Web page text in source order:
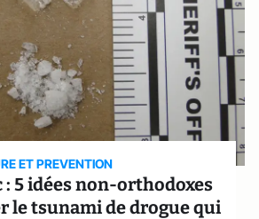
ET PREVENTION
5 idées non-orthodoxes
le tsunami de drogue qui